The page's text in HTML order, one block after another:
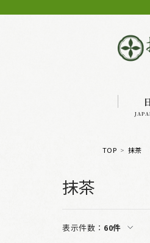
TOP 抹茶
抹茶
表示件数： 60件